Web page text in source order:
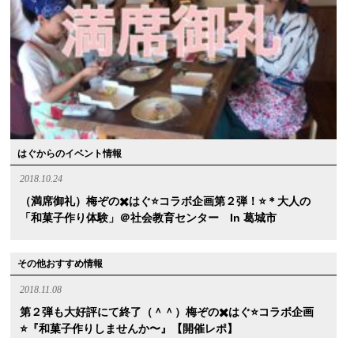
はぐからのイベント情報
2018.10.24
（満席御礼）梅ぞの✖️はぐ⭐️コラボ企画第２弾！⭐️＊大人の
「和菓子作り体験」＠社会教育センター In 葛城市
その他おすすめ情報
2018.11.08
第２弾も大好評にて終了（＾＾）梅ぞの✖️はぐ⭐️コラボ企画
⭐️『和菓子作りしませんか〜』【開催レポ】